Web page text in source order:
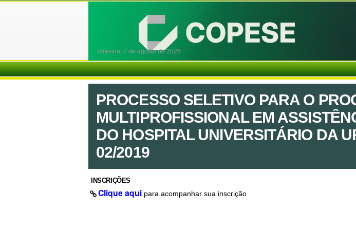
Teresina, 7 de agosto de 2026
PROCESSO SELETIVO PARA O
MULTIPROFISSIONAL EM
DO HOSPITAL UNIVERSITÁRIO DA
02/2019
INSCRIÇÕES
Clique aquipara acompanhar sua inscrição